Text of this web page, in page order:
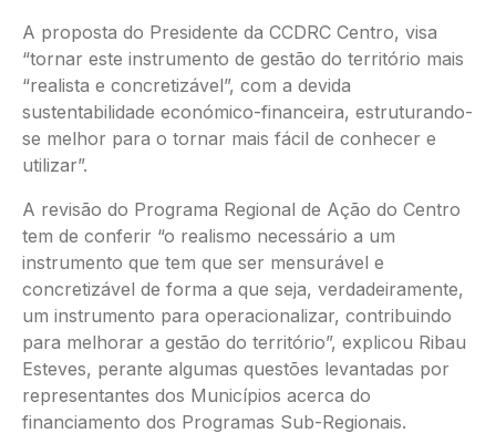
A proposta do Presidente da CCDRC Centro, visa
“tornar este instrumento de gestão do território mais
“realista e concretizável”, com a devida
sustentabilidade económico-financeira, estruturando-
se melhor para o tornar mais fácil de conhecer e
utilizar”.
A revisão do Programa Regional de Ação do Centro
tem de conferir “o realismo necessário a um
instrumento que tem que ser mensurável e
concretizável de forma a que seja, verdadeiramente,
um instrumento para operacionalizar, contribuindo
para melhorar a gestão do território”, explicou Ribau
Esteves, perante algumas questões levantadas por
representantes dos Municípios acerca do
financiamento dos Programas Sub-Regionais.